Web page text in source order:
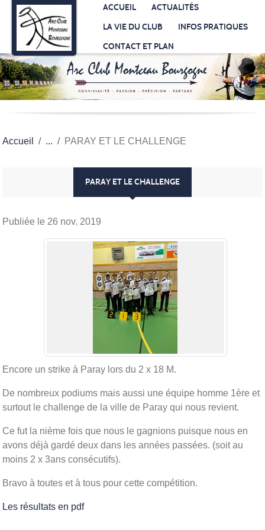
ACCUEIL
ACTUALITÉS
LA VIE DU CLUB
INFOS PRATIQUES
CONTACT ET PLAN
Accueil PARAY ET LE CHALLENGE
PARAY ET LE CHALLENGE
Publiée le 26 nov. 2019
Encore un strike à Paray lors du 2 x 18 M.
De nombreux podiums mais aussi une équipe homme 1ère et
surtout le challenge de la ville de Paray qui nous revient.
Ce fut la nième fois que nous le gagnions puisque nous en
avons déjà gardé deux dans les années passées. (soit au
moins 2 x 3ans consécutifs).
Bravo à toutes et à tous pour cette compétition.
Les résultats en pdf
Panneau de gestion des cookies